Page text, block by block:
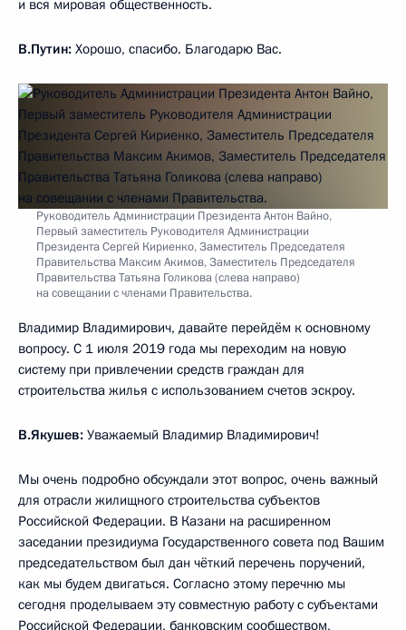
и вся мировая общественность.
В.Путин: Хорошо, спасибо. Благодарю Вас.
Руководитель Администрации Президента Антон Вайно,
Первый заместитель Руководителя Администрации
Президента Сергей Кириенко, Заместитель Председателя
Правительства Максим Акимов, Заместитель Председателя
Правительства Татьяна Голикова (слева направо)
на совещании с членами Правительства.
Владимир Владимирович, давайте перейдём к основному
вопросу. С 1 июля 2019 года мы переходим на новую
систему при привлечении средств граждан для
строительства жилья с использованием счетов эскроу.
В.Якушев: Уважаемый Владимир Владимирович!
Мы очень подробно обсуждали этот вопрос, очень важный
для отрасли жилищного строительства субъектов
Российской Федерации. В Казани на расширенном
заседании президиума Государственного совета под Вашим
председательством был дан чёткий перечень поручений,
как мы будем двигаться. Согласно этому перечню мы
сегодня проделываем эту совместную работу с субъектами
Российской Федерации, банковским сообществом,